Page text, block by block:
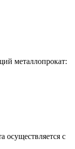
металлопрокат:
осуществляется с